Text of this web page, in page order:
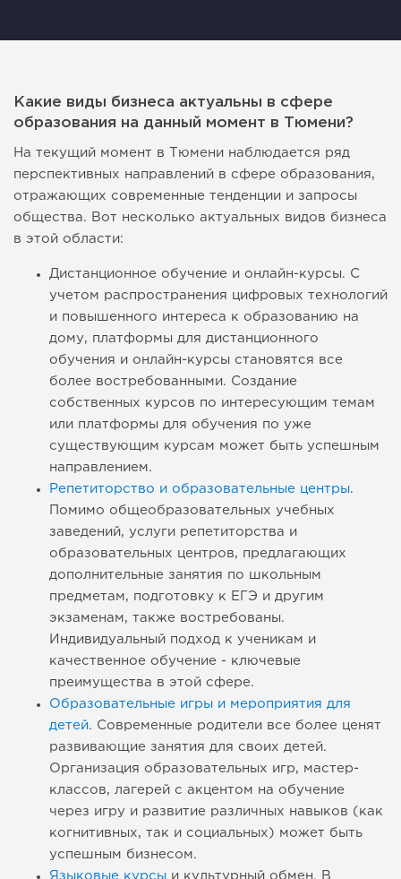
Какие виды бизнеса актуальны в сфере
образования на данный момент в Тюмени?
На текущий момент в Тюмени наблюдается ряд
перспективных направлений в сфере образования,
отражающих современные тенденции и запросы
общества. Вот несколько актуальных видов бизнеса
в этой области:
Дистанционное обучение и онлайн-курсы. С
учетом распространения цифровых технологий
и повышенного интереса к образованию на
дому, платформы для дистанционного
обучения и онлайн-курсы становятся все
более востребованными. Создание
собственных курсов по интересующим темам
или платформы для обучения по уже
существующим курсам может быть успешным
направлением.
Репетиторство и образовательные центры.
Помимо общеобразовательных учебных
заведений, услуги репетиторства и
образовательных центров, предлагающих
дополнительные занятия по школьным
предметам, подготовку к ЕГЭ и другим
экзаменам, также востребованы.
Индивидуальный подход к ученикам и
качественное обучение - ключевые
преимущества в этой сфере.
Образовательные игры и мероприятия для
детей. Современные родители все более ценят
развивающие занятия для своих детей.
Организация образовательных игр, мастер-
классов, лагерей с акцентом на обучение
через игру и развитие различных навыков (как
когнитивных, так и социальных) может быть
успешным бизнесом.
Языковые курсы и культурный обмен. В